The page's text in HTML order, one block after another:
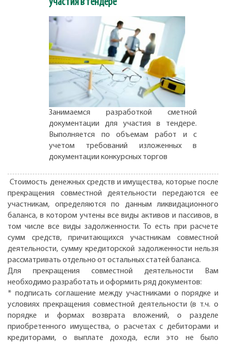
Занимаемся разработкой сметной
документации для участия в тендере.
Выполняется по объемам работ и с
учетом требований изложенных в
документации конкурсных торгов
Стоимость денежных средств и имущества, которые после
прекращения совместной деятельности передаются ее
участникам, определяются по данным ликвидационного
баланса, в котором учтены все виды активов и пассивов, в
том числе все виды задолженности. То есть при расчете
сумм средств, причитающихся участникам совместной
деятельности, сумму кредиторской задолженности нельзя
рассматривать отдельно от остальных статей баланса.
Для прекращения совместной деятельности Вам
необходимо разработать и оформить ряд документов:
* подписать соглашение между участниками о порядке и
условиях прекращения совместной деятельности (в т.ч. о
порядке и формах возврата вложений, о разделе
приобретенного имущества, о расчетах с дебиторами и
кредиторами, о выплате дохода, если это не было